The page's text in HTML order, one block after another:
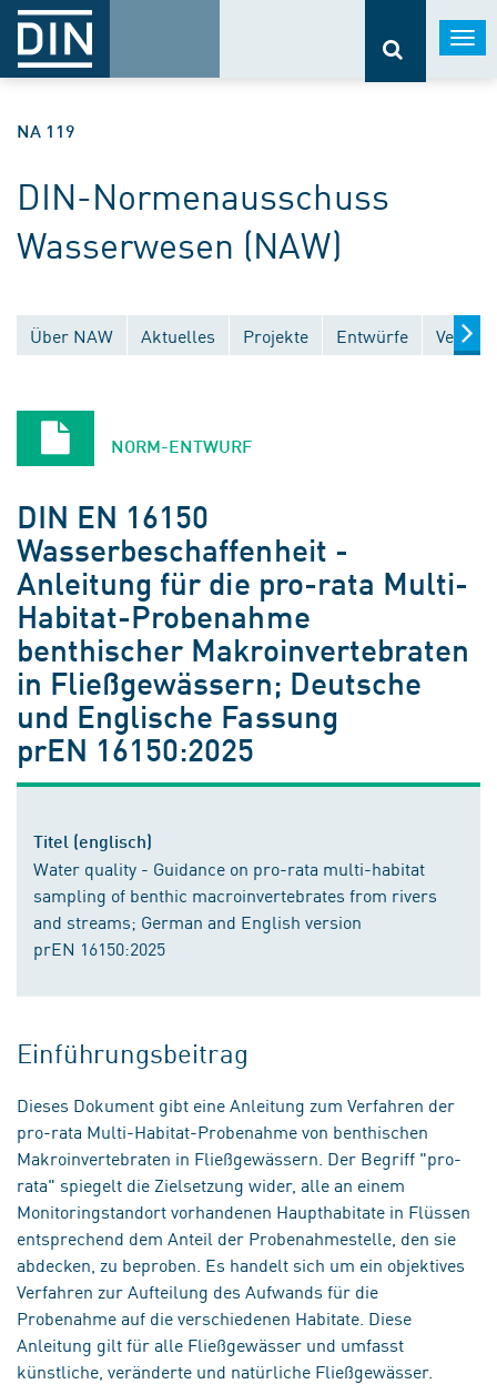
NA 119
DIN-Normenausschuss
Wasserwesen (NAW)
Über NAW Aktuelles Projekte Entwürfe
NORM-ENTWURF
DIN EN 16150
Wasserbeschaffenheit -
Anleitung für die pro-rata Multi-
Habitat-Probenahme
benthischer Makroinvertebraten
in Fließgewässern; Deutsche
und Englische Fassung
prEN 16150:2025
Titel (englisch)
Water quality - Guidance on pro-rata multi-habitat
sampling of benthic macroinvertebrates from rivers
and streams; German and English version
prEN 16150:2025
Einführungsbeitrag
Dieses Dokument gibt eine Anleitung zum Verfahren der
pro-rata Multi-Habitat-Probenahme von benthischen
Makroinvertebraten in Fließgewässern. Der Begriff "pro-
rata" spiegelt die Zielsetzung wider, alle an einem
Monitoringstandort vorhandenen Haupthabitate in Flüssen
entsprechend dem Anteil der Probenahmestelle, den sie
abdecken, zu beproben. Es handelt sich um ein objektives
Verfahren zur Aufteilung des Aufwands für die
Probenahme auf die verschiedenen Habitate. Diese
Anleitung gilt für alle Fließgewässer und umfasst
künstliche, veränderte und natürliche Fließgewässer.